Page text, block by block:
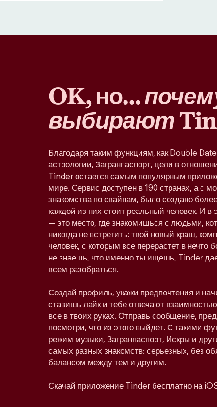
OK, но…
выбирают
Благодаря таким функциям, как Double
астрологии, Загранпаспорт, цели в
Tinder остается самым популярным
мире. Сервис доступен в 190 странах, а с
знакомства по свайпам, было создано
каждой из них стоит реальный человек. И
— это место, где знакомишься с людьми,
никогда не встретить: твой новый краш,
человек, с которым все перерастет в
не знаешь, что именно ты ищешь, Tinder
всем разобраться.
Создай профиль, укажи предпочтения и
ставишь лайк и тебе отвечают
все в твоих руках. Отправь сообщение,
посмотри, что из этого выйдет. С такими
режим музыки, Загранпаспорт, Искры и
самых разных знакомств: серьезных, без
балансом между тем и другим.
Скачай приложение Tinder бесплатно на